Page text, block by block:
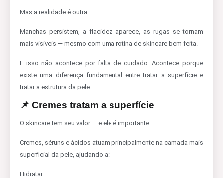
Mas a realidade é outra.
Manchas persistem, a flacidez aparece, as rugas se tornam
mais visíveis — mesmo com uma rotina de skincare bem feita.
E isso não acontece por falta de cuidado. Acontece porque
existe uma diferença fundamental entre tratar a superfície e
tratar a estrutura da pele.
📌 Cremes tratam a superfície
O skincare tem seu valor — e ele é importante.
Cremes, séruns e ácidos atuam principalmente na camada mais
superficial da pele, ajudando a:
Hidratar